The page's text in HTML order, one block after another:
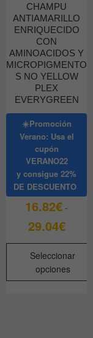
CHAMPU
ANTIAMARILLO
ENRIQUECIDO
CON
AMINOACIDOS Y
MICROPIGMENTO
S NO YELLOW
PLEX
EVERYGREEN
☀️Promoción
Verano: Usa el
cupón
VERANO22
y consigue 22%
DE DESCUENTO
16.82€ -
29.04€Rango
desde
16.82€
Seleccionar
opciones